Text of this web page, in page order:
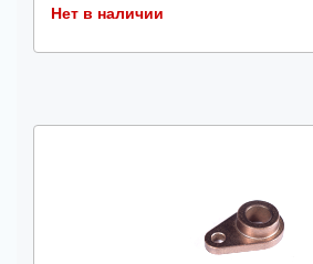
Нет в наличии